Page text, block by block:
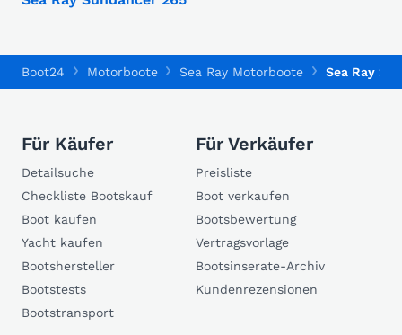
Boot24 Motorboote Sea Ray Motorboote Sea Ray 270
Für Käufer
Detailsuche
Checkliste Bootskauf
Boot kaufen
Yacht kaufen
Bootshersteller
Bootstests
Bootstransport
Für Verkäufer
Preisliste
Boot verkaufen
Bootsbewertung
Vertragsvorlage
Bootsinserate-Archiv
Kundenrezensionen